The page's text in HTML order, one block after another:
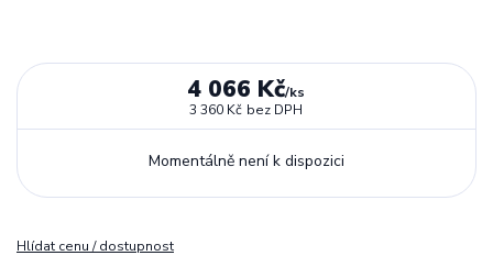
4 066 Kč/ks
3 360 Kč bez DPH
Momentálně není k dispozici
Hlídat cenu / dostupnost